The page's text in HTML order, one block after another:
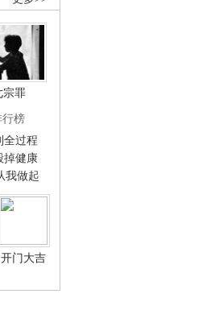
宗罪
行榜
全过程
掉健康
我做起
开门大吉